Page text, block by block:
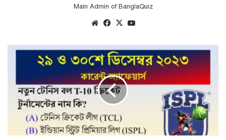
Main Admin of BanglaQuiz
WebsiteFacebook
X
29th
December
Current
Affairs
-